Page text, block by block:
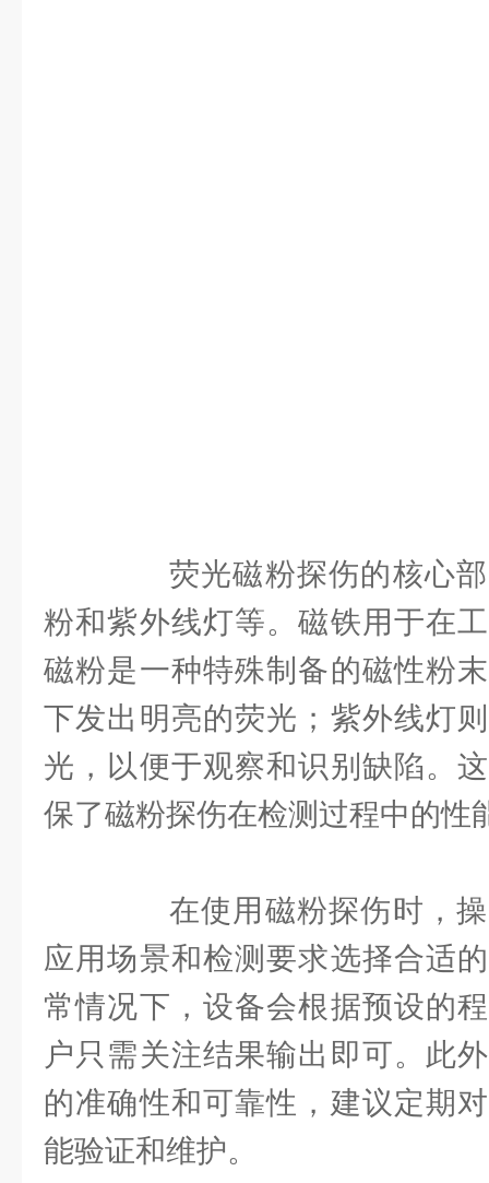
荧光磁粉探伤的核心部
粉和紫外线灯等。磁铁用于在
磁粉是一种特殊制备的磁性粉
下发出明亮的荧光；紫外线灯
光，以便于观察和识别缺陷。
保了磁粉探伤在检测过程中的性
在使用磁粉探伤时，操
应用场景和检测要求选择合适
常情况下，设备会根据预设的
户只需关注结果输出即可。此
的准确性和可靠性，建议定期
能验证和维护。